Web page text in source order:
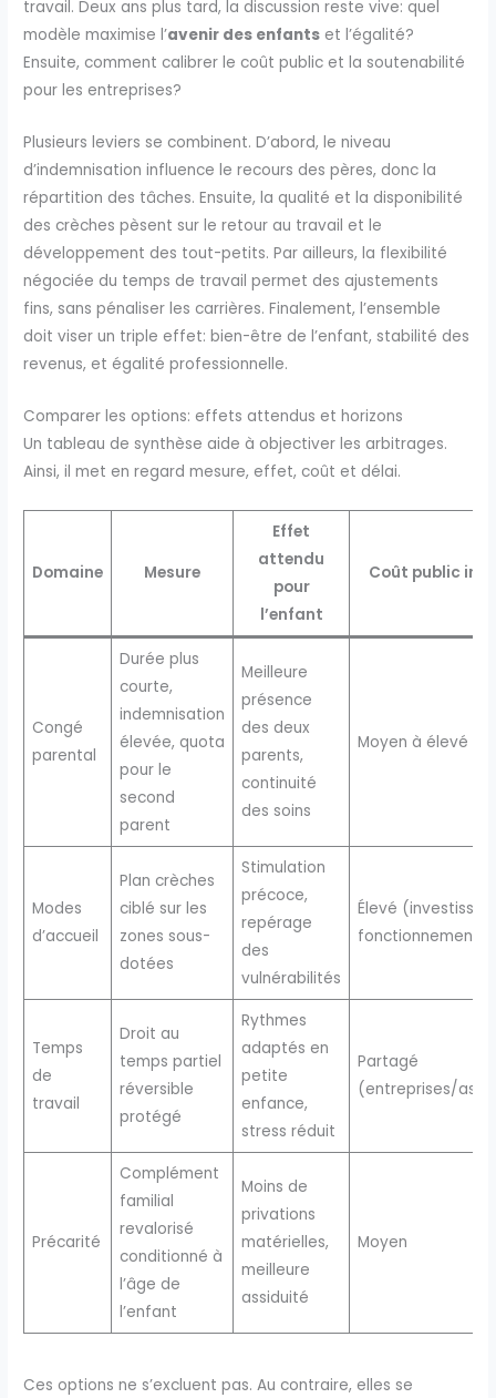
travail. Deux ans plus tard, la discussion reste vive: quel
modèle maximise l’avenir des enfants et l’égalité?
Ensuite, comment calibrer le coût public et la soutenabilité
pour les entreprises?
Plusieurs leviers se combinent. D’abord, le niveau
d’indemnisation influence le recours des pères, donc la
répartition des tâches. Ensuite, la qualité et la disponibilité
des crèches pèsent sur le retour au travail et le
développement des tout-petits. Par ailleurs, la flexibilité
négociée du temps de travail permet des ajustements
fins, sans pénaliser les carrières. Finalement, l’ensemble
doit viser un triple effet: bien-être de l’enfant, stabilité des
revenus, et égalité professionnelle.
Comparer les options: effets attendus et horizons
Un tableau de synthèse aide à objectiver les arbitrages.
Ainsi, il met en regard mesure, effet, coût et délai.
Domaine Mesure
Effet
attendu
pour
l’enfant
Coût public
Congé
parental
Durée plus
courte,
indemnisation
élevée, quota
pour le
second
parent
Meilleure
présence
des deux
parents,
continuité
des soins
Moyen à élevé
Modes
d’accueil
Plan crèches
ciblé sur les
zones sous-
dotées
Stimulation
précoce,
repérage
des
vulnérabilités
Élevé
fonctionnement)
Temps
de
travail
Droit au
temps partiel
réversible
protégé
Rythmes
adaptés en
petite
enfance,
stress réduit
Partagé
(entreprises/
Précarité
Complément
familial
revalorisé
conditionné à
l’âge de
l’enfant
Moins de
privations
matérielles,
meilleure
assiduité
Moyen
Ces options ne s’excluent pas. Au contraire, elles se